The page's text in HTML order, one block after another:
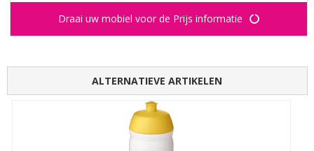
Draai uw mobiel voor de Prijs informatie
ALTERNATIEVE ARTIKELEN